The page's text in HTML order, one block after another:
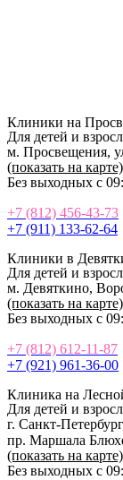
Клиники на
Для детей и
м. Просвещения,
(показать на карте)
Без выходных с
+7 (812) 456-43-73
+7 (911) 133-62-64
Клиники в
Для детей и
м. Девяткино,
(показать на карте)
Без выходных с
+7 (812) 612-11-87
+7 (921) 961-36-00
Клиника на
Для детей и
г. Санкт-
пр. Маршала
(показать на карте)
Без выходных с